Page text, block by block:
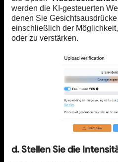
werden die KI-gesteuerten
denen Sie
einschließlich der
oder zu verstärken.
d. Stellen Sie die